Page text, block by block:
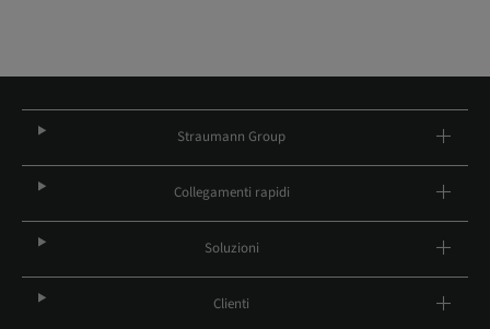
Straumann Group
Collegamenti rapidi
Soluzioni
Clienti